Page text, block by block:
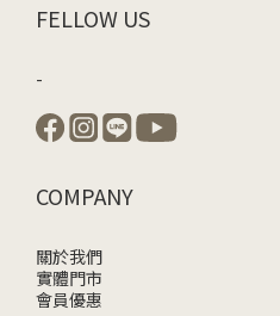
FELLOW US
-
COMPANY
關於我們
實體門市
會員優惠